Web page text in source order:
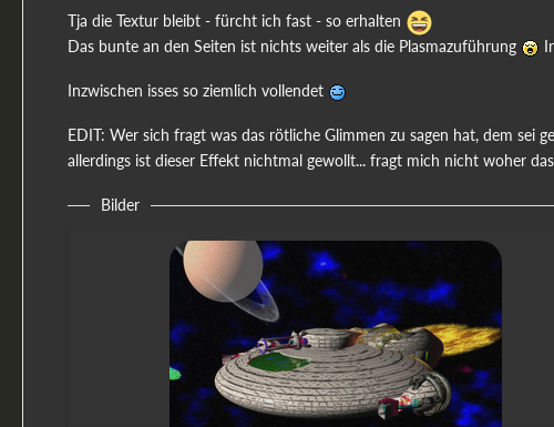
Tja die Textur bleibt - fürcht ich fast - so erhalten
Das bunte an den Seiten ist nichts weiter als die Plasmazuführung
Inzwischen isses so ziemlich vollendet
EDIT: Wer sich fragt was das rötliche Glimmen zu sagen hat, dem sei
allerdings ist dieser Effekt nichtmal gewollt... fragt mich nicht woher
Bilder